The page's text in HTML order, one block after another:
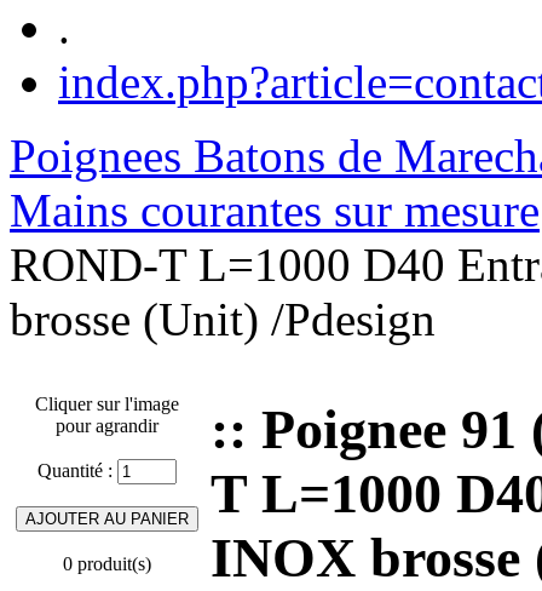
.
Poignees Batons de
Mains courantes sur mesure
ROND-T L=1000 D40
brosse (Unit) /Pdesign
Cliquer sur l'image
pour agrandir
Quantité :
0 produit(s)
:: Poignee
T L=1000
INOX brosse